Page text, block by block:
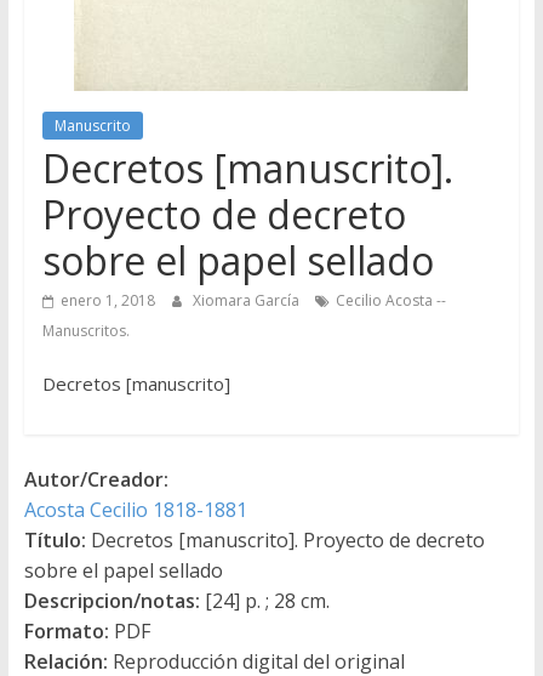
Manuscrito
Decretos [manuscrito].
Proyecto de decreto
sobre el papel sellado
enero 1, 2018 Xiomara García
Cecilio Acosta --
Manuscritos.
Decretos [manuscrito]
Autor/Creador:
Acosta Cecilio 1818-1881
Título: Decretos [manuscrito]. Proyecto de decreto
sobre el papel sellado
Descripcion/notas: [24] p. ; 28 cm.
Formato: PDF
Relación: Reproducción digital del original